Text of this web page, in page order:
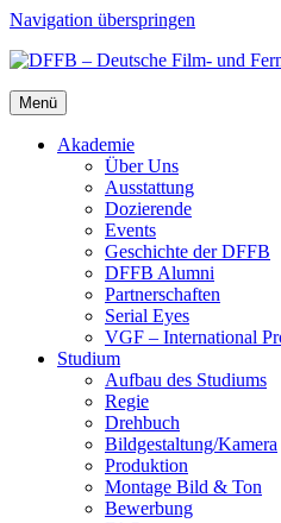
Navigation überspringen
Menü
Aka­de­mie
Über Uns
Aus­stat­tung
Dozie­ren­de
Events
Geschich­te der DFFB
DFFB Alum­ni
Part­ner­schaf­ten
Seri­al Eyes
VGF – Inter­na­tio­nal
Stu­di­um
Auf­bau des Stu­di­ums
Regie
Dreh­buch
Bildgestaltung/​​Kamera
Pro­duk­ti­on
Mon­ta­ge Bild & Ton
Bewer­bung